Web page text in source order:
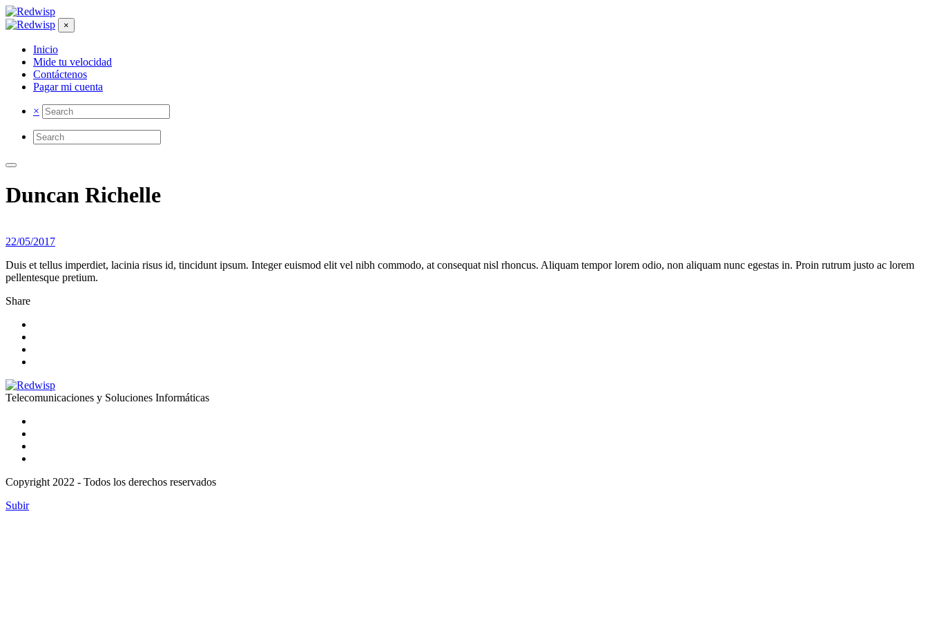
×
Inicio
Mide tu velocidad
Contáctenos
Pagar mi cuenta
×
Duncan Richelle
22/05/2017
Duis et tellus imperdiet, lacinia risus id, tincidunt ipsum. Integer euismod elit vel nibh commodo, at consequat nisl rhoncus. Aliquam tempor lorem odio, non aliquam nunc egestas in. Proin rutrum justo ac lorem
pellentesque pretium.
Share
Telecomunicaciones y Soluciones Informáticas
Copyright 2022 - Todos los derechos reservados
Subir